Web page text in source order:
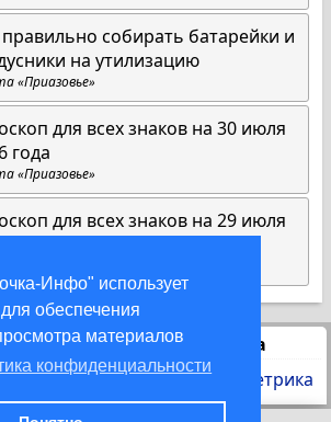
Инфо" использует
обеспечения
материалов
конфиденциальности
правильно собирать батарейки и
на утилизацию
«Приазовье»
для всех знаков на 30 июля
года
«Приазовье»
для всех знаков на 29 июля
Статистика